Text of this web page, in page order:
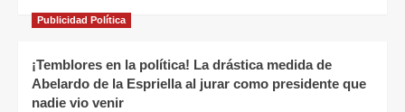
Publicidad Política
¡Temblores en la política! La drástica medida de
Abelardo de la Espriella al jurar como presidente que
nadie vio venir